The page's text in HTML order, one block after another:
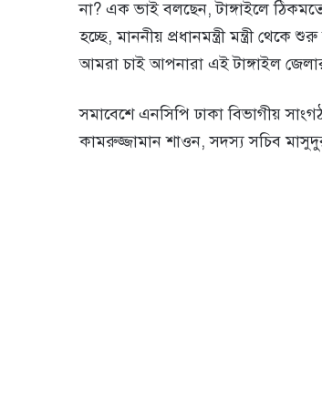
না? এক ভাই বলছেন, টাঙ্গাইলে
হচ্ছে, মাননীয় প্রধানমন্ত্রী মন্ত্রী
আমরা চাই আপনারা এই টাঙ্গাইল জেলার
সমাবেশে এনসিপি ঢাকা বিভাগীয়
কামরুজ্জামান শাওন, সদস্য সচিব